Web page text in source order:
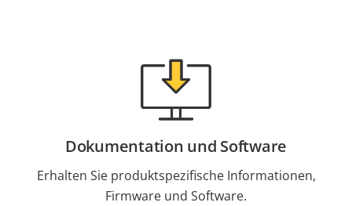
Dokumentation und Software
Erhalten Sie produktspezifische Informationen,
Firmware und Software.